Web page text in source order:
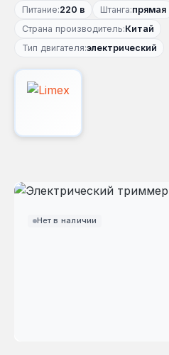
Питание:220 в Штанга:прямая
Страна производитель:Китай
Тип двигателя:электрический
Нет в наличии
Пропустить галерею